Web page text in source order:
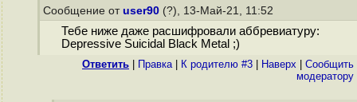
Сообщение от user90 (?), 13-Май-21, 11:52
Тебе ниже даже расшифровали аббревиатуру:
Depressive Suicidal Black Metal ;)
Ответить Правка| К родителю #3 Наверх
Cообщить
модератору